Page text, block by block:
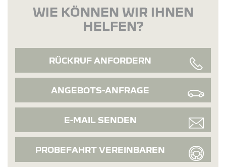
WIE KÖNNEN WIR IHNEN
HELFEN?
RÜCKRUF ANFORDERN
ANGEBOTS-ANFRAGE
E-MAIL SENDEN
PROBEFAHRT VEREINBAREN